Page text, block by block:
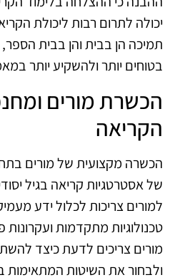
יכולה לתרום רבות ליכולת
תמיכה הן בבית והן בבית
בטוחים יותר ולהשקיע יותר
הכשרת מורים
הקריאה
הכשרה מקצועית של מורים
של אסטרטגיות קריאה בגיל
למורים צריכות לכלול ידע
טכנולוגיות מתקדמות
מורים צריכים לדעת כיצד
ולבחור את השיטות המתאימות